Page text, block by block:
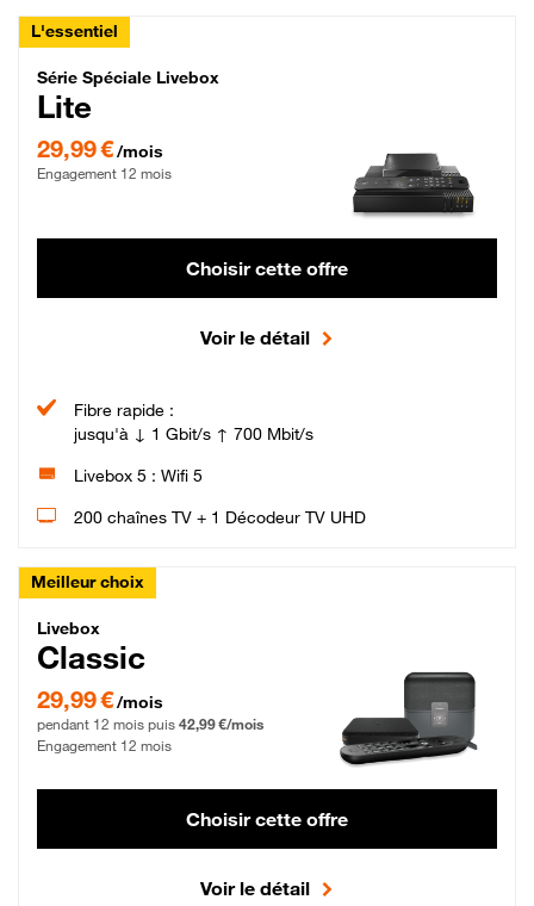
L'essentiel
Série Spéciale Livebox Lite Fibre
Série Spéciale Livebox
Lite
29,99 €/mois
Engagement 12 mois
Choisir cette offre
Voir le détail
Fibre rapide :
jusqu'à ↓ 1 Gbit/s ↑ 700 Mbit/s
Livebox 5 : Wifi 5
200 chaînes TV + 1 Décodeur TV UHD
Meilleur choix
Livebox Classic Fibre
Livebox
Classic
29,99 € par mois pendant 12 mois puis 42,99 € par mois, Engagement 12 mois
29,99 €/mois
pendant 12 mois puis 42,99 €/mois
Engagement 12 mois
Choisir cette offre
Voir le détail